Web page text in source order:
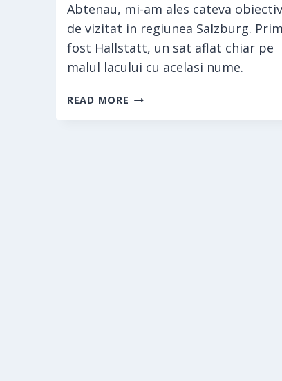
Abtenau, mi-am ales cateva
de vizitat in regiunea Salzburg.
fost Hallstatt, un sat aflat chiar pe
malul lacului cu acelasi nume.
READ MORE HALLSTATT